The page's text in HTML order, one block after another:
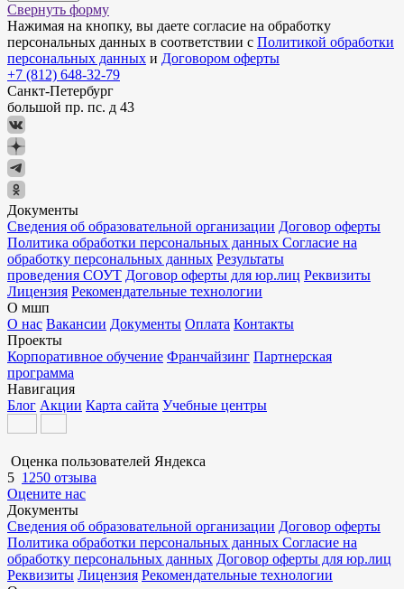
Свернуть форму
Нажимая на кнопку, вы даете согласие на обработку
персональных данных в соответствии с Политикой обработки
персональных данных и Договором оферты
+7 (812) 648-32-79
Санкт-Петербург
большой пр. пс. д 43
Документы
Сведения об образовательной организации Договор оферты
Политика обработки персональных данных Согласие на
обработку персональных данных Результаты
проведения СОУТ Договор оферты для юр.лиц Реквизиты
Лицензия Рекомендательные технологии
О мшп
О нас Вакансии Документы Оплата Контакты
Проекты
Корпоративное обучение Франчайзинг Партнерская
программа
Навигация
Блог Акции Карта сайта Учебные центры
Оценка пользователей Яндекса
5 1250 отзыва
Оцените нас
Документы
Сведения об образовательной организации Договор оферты
Политика обработки персональных данных Согласие на
обработку персональных данных Договор оферты для юр.лиц
Реквизиты Лицензия Рекомендательные технологии